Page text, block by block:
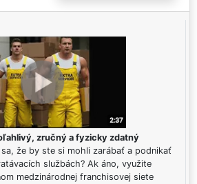
zručný a fyzicky zdatný
sa, že by ste si mohli zarábať a podnikať
službách? Ak áno, využite
medzinárodnej franchisovej siete